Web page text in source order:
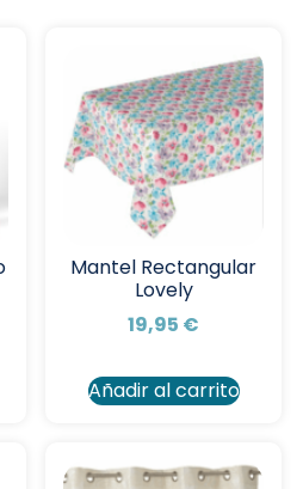
Mantel Rectangular
Lovely
19,95 €
Añadir al carrito